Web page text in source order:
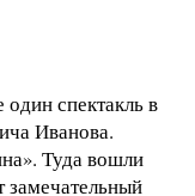
спектакль в
Иванова.
Туда вошли
замечательный